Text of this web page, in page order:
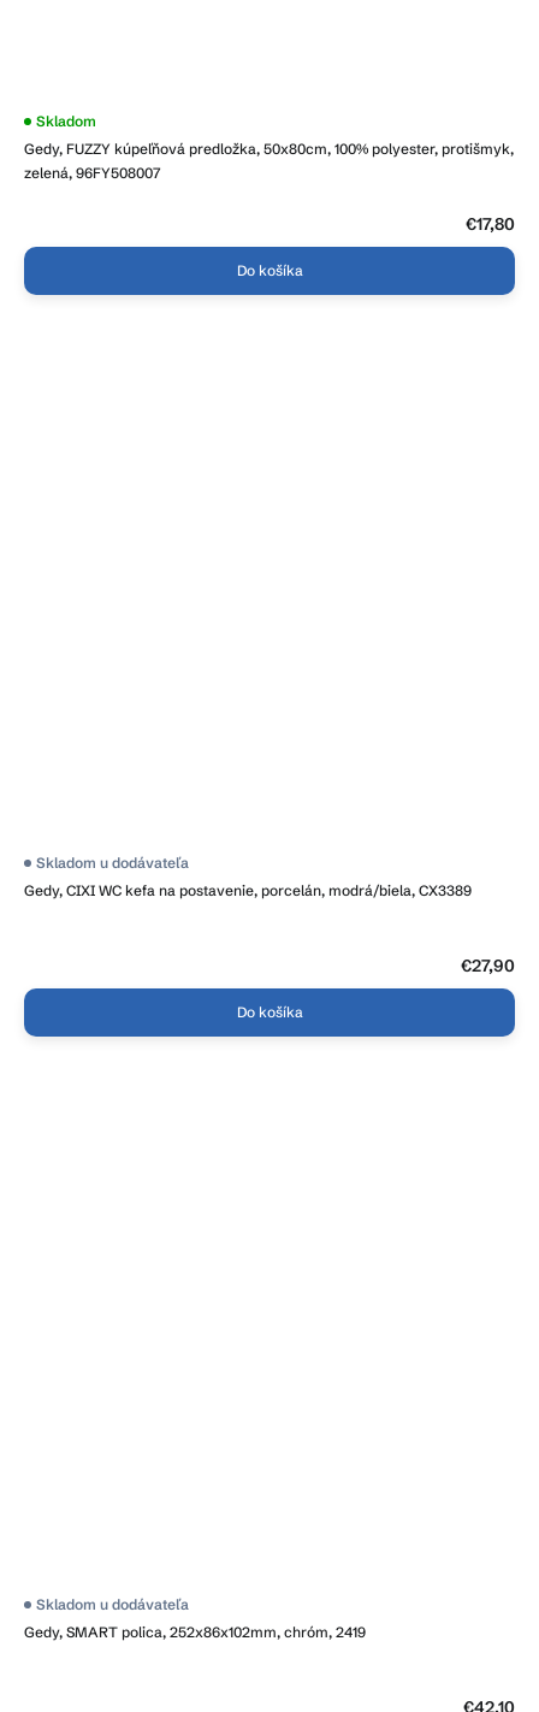
Gedy, FUZZY kúpeľňová predložka, 50x80cm, 100% polyester, protišmyk,
zelená, 96FY508007
Skladom
€17,80
Do košíka
Gedy, CIXI WC kefa na postavenie, porcelán, modrá/biela, CX3389
Skladom u dodávateľa
€27,90
Do košíka
Gedy, SMART polica, 252x86x102mm, chróm, 2419
Skladom u dodávateľa
€42,10